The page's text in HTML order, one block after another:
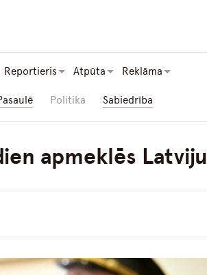
Reportieris Atpūta Reklāma
Politika Sabiedrība
apmeklēs Latviju